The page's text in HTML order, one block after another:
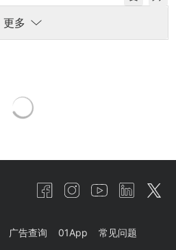
更多
广告查询 01App 常见问题